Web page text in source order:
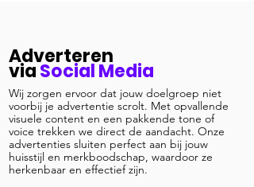
Adverteren
viaSocial Media
Wij zorgen ervoor dat jouw doelgroep niet
voorbij je advertentie scrolt. Met opvallende
visuele content en een pakkende tone of
voice trekken we direct de aandacht. Onze
advertenties sluiten perfect aan bij jouw
huisstijl en merkboodschap, waardoor ze
herkenbaar en effectief zijn.